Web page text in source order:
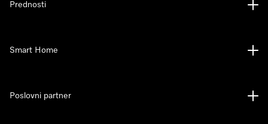
Prednosti
Smart Home
Poslovni partner